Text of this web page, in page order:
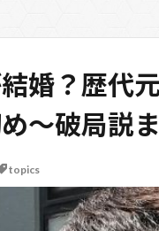
婚？歴代
～破局説
topics